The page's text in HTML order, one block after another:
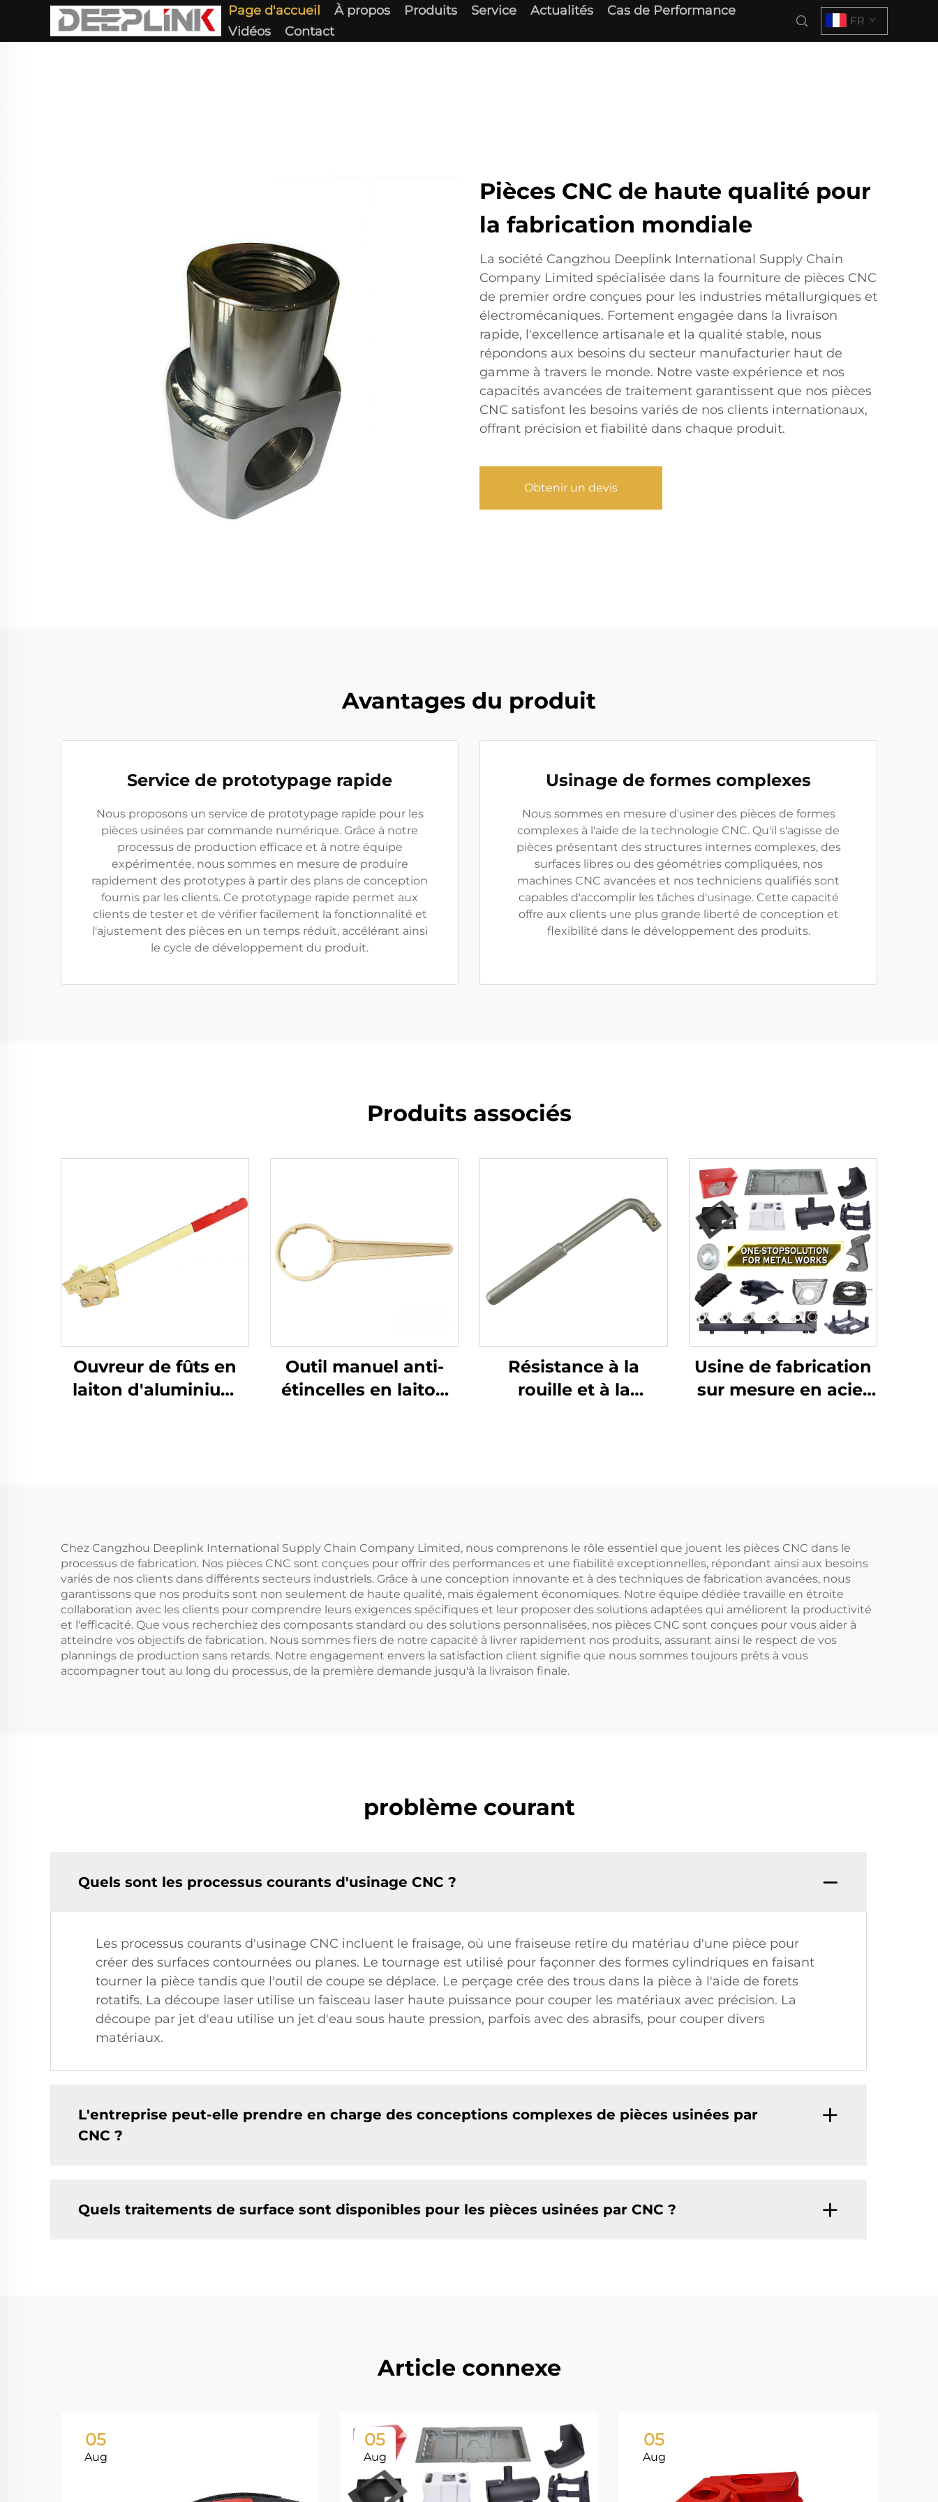
Page d'accueil À propos Produits Service Actualités
Cas de Performance
Vidéos
Contact
FR
Pièces CNC de haute qualité pour
la fabrication mondiale
La société Cangzhou Deeplink International Supply Chain
Company Limited spécialisée dans la fourniture de pièces CNC
de premier ordre conçues pour les industries métallurgiques et
électromécaniques. Fortement engagée dans la livraison
rapide, l'excellence artisanale et la qualité stable, nous
répondons aux besoins du secteur manufacturier haut de
gamme à travers le monde. Notre vaste expérience et nos
capacités avancées de traitement garantissent que nos pièces
CNC satisfont les besoins variés de nos clients internationaux,
offrant précision et fiabilité dans chaque produit.
Obtenir un devis
Avantages du produit
Service de prototypage rapide
Nous proposons un service de prototypage rapide pour les
pièces usinées par commande numérique. Grâce à notre
processus de production efficace et à notre équipe
expérimentée, nous sommes en mesure de produire
rapidement des prototypes à partir des plans de conception
fournis par les clients. Ce prototypage rapide permet aux
clients de tester et de vérifier facilement la fonctionnalité et
l'ajustement des pièces en un temps réduit, accélérant ainsi
le cycle de développement du produit.
Usinage de formes complexes
Nous sommes en mesure d'usiner des pièces de formes
complexes à l'aide de la technologie CNC. Qu'il s'agisse de
pièces présentant des structures internes complexes, des
surfaces libres ou des géométries compliquées, nos
machines CNC avancées et nos techniciens qualifiés sont
capables d'accomplir les tâches d'usinage. Cette capacité
offre aux clients une plus grande liberté de conception et
flexibilité dans le développement des produits.
Produits associés
Ouvreur de fûts en
laiton d'aluminium
Outil manuel anti-
étincelles en laiton
Résistance à la
rouille et à la
Usine de fabrication
sur mesure en acier
Chez Cangzhou Deeplink International Supply Chain Company Limited, nous comprenons le rôle essentiel que jouent les pièces CNC dans le
processus de fabrication. Nos pièces CNC sont conçues pour offrir des performances et une fiabilité exceptionnelles, répondant ainsi aux besoins
variés de nos clients dans différents secteurs industriels. Grâce à une conception innovante et à des techniques de fabrication avancées, nous
garantissons que nos produits sont non seulement de haute qualité, mais également économiques. Notre équipe dédiée travaille en étroite
collaboration avec les clients pour comprendre leurs exigences spécifiques et leur proposer des solutions adaptées qui améliorent la productivité
et l'efficacité. Que vous recherchiez des composants standard ou des solutions personnalisées, nos pièces CNC sont conçues pour vous aider à
atteindre vos objectifs de fabrication. Nous sommes fiers de notre capacité à livrer rapidement nos produits, assurant ainsi le respect de vos
plannings de production sans retards. Notre engagement envers la satisfaction client signifie que nous sommes toujours prêts à vous
accompagner tout au long du processus, de la première demande jusqu'à la livraison finale.
problème courant
Quels sont les processus courants d'usinage CNC ?
Les processus courants d'usinage CNC incluent le fraisage, où une fraiseuse retire du matériau d'une pièce pour
créer des surfaces contournées ou planes. Le tournage est utilisé pour façonner des formes cylindriques en faisant
tourner la pièce tandis que l'outil de coupe se déplace. Le perçage crée des trous dans la pièce à l'aide de forets
rotatifs. La découpe laser utilise un faisceau laser haute puissance pour couper les matériaux avec précision. La
découpe par jet d'eau utilise un jet d'eau sous haute pression, parfois avec des abrasifs, pour couper divers
matériaux.
L'entreprise peut-elle prendre en charge des conceptions complexes de pièces usinées par
CNC ?
Quels traitements de surface sont disponibles pour les pièces usinées par CNC ?
Article connexe
05
Aug
05
Aug
05
Aug